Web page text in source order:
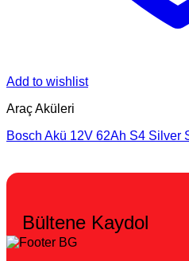
Add to wishlist
Araç Aküleri
Bosch Akü 12V 62Ah S4 Silver
Bültene Kaydol